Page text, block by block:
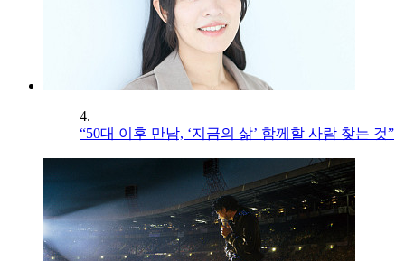
4.
“50대 이후 만남, ‘지금의 삶’ 함께할 사람 찾는 것”